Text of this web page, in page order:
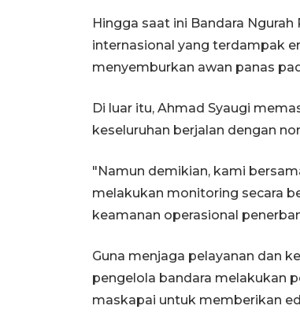
Hingga saat ini Bandara
internasional yang terdampak
menyemburkan awan panas
Di luar itu, Ahmad Syaugi
keseluruhan berjalan dengan
"Namun demikian, kami
melakukan monitoring secara
keamanan operasional
Guna menjaga pelayanan dan
pengelola bandara melakukan
maskapai untuk memberikan